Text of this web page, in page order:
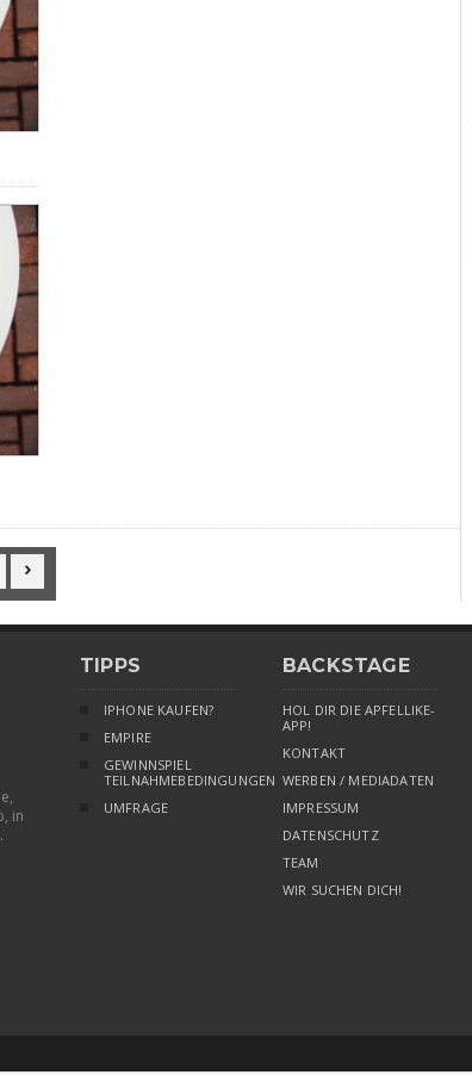

in
TIPPS
IPHONE KAUFEN?
EMPIRE
GEWINNSPIEL
TEILNAHMEBEDINGUNGEN
UMFRAGE
BACKSTAGE
HOL DIR DIE APFELLIKE-
APP!
KONTAKT
WERBEN / MEDIADATEN
IMPRESSUM
DATENSCHUTZ
TEAM
WIR SUCHEN DICH!